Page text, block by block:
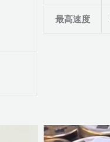
最高速度